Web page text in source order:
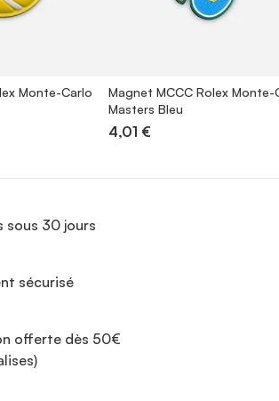
Monte-Carlo
Magnet MCCC Rolex Monte-
Masters Bleu
4,01 €
sous 30 jours
sécurisé
offerte dès 50€